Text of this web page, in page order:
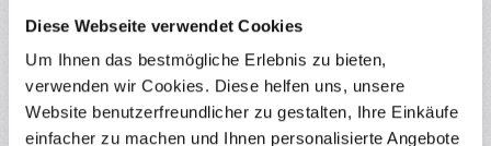
Diese Webseite verwendet Cookies
Um Ihnen das bestmögliche Erlebnis zu bieten,
verwenden wir Cookies. Diese helfen uns, unsere
Website benutzerfreundlicher zu gestalten, Ihre Einkäufe
einfacher zu machen und Ihnen personalisierte Angebote
Dieses Einschmelzgewinde Sortiment mit M2 und M2.5 bietet
Gewinden für vers…Mehr
Eigenschaften